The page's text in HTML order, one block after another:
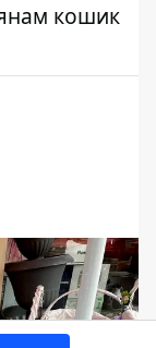
кошик